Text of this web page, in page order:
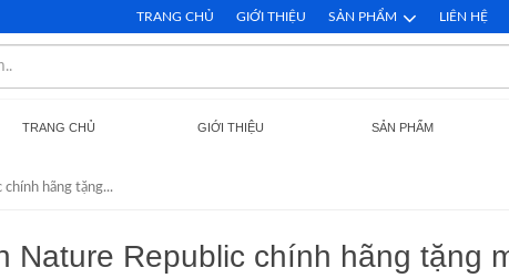
TRANG CHỦ GIỚI THIỆU SẢN PHẨM LIÊN HỆ
TRANG CHỦ GIỚI THIỆU SẢN PHẨM
chính hãng tặng...
Nature Republic chính hãng tặng